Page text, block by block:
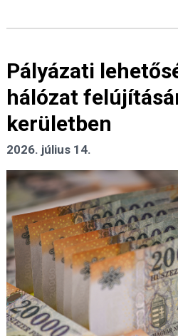
Pályázati
hálózat
kerületben
2026. július 14.